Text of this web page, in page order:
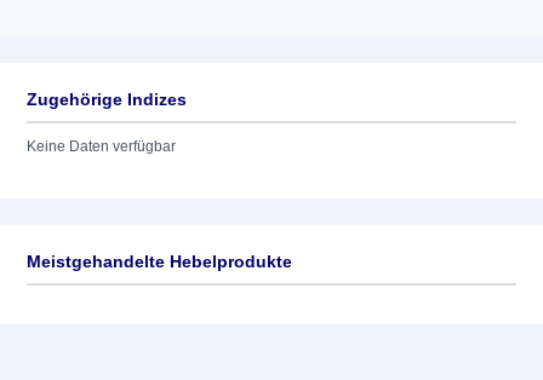
Zugehörige Indizes
Keine Daten verfügbar
Meistgehandelte Hebelprodukte